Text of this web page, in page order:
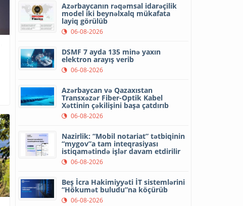
Azərbaycanın rəqəmsal idarəçilik
model iki beynəlxalq mükafata
layiq görülüb
06-08-2026
DSMF 7 ayda 135 minə yaxın
elektron arayış verib
06-08-2026
Azərbaycan və Qazaxıstan
Transxəzər Fiber-Optik Kabel
Xəttinin çəkilişini başa çatdırıb
06-08-2026
Nazirlik: “Mobil notariat” tətbiqinin
“mygov”a tam inteqrasiyası
istiqamətində işlər davam etdirilir
06-08-2026
Beş İcra Hakimiyyəti İT sistemlərini
“Hökumət buludu”na köçürüb
06-08-2026